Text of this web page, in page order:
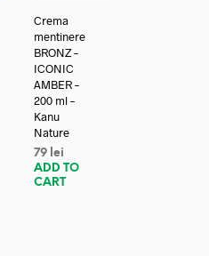
Crema
mentinere
BRONZ –
ICONIC
AMBER –
200 ml –
Kanu
Nature
79 lei
ADD TO
CART